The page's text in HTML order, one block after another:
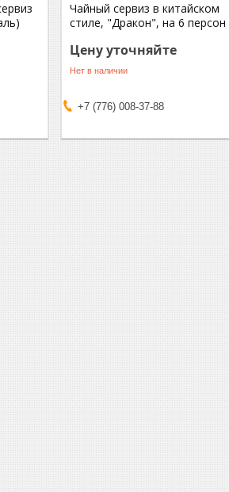
Чайный сервиз в китайском
стиле, "Дракон", на 6 персон
Цену уточняйте
Нет в наличии
+7 (776) 008-37-88